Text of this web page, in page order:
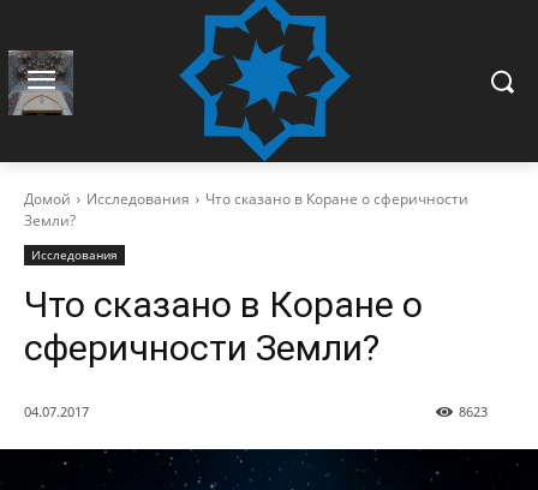
Домой Исследования
Что сказано в Коране о сферичности
Земли?
Исследования
Что сказано в Коране о
сферичности Земли?
04.07.2017 8623